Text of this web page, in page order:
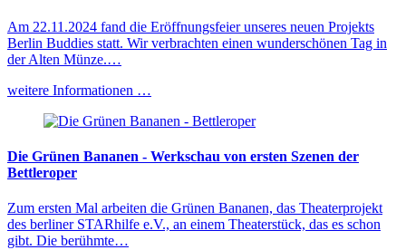
Am 22.11.2024 fand die Eröffnungsfeier unseres neuen Projekts
Berlin Buddies statt. Wir verbrachten einen wunderschönen Tag in
der Alten Münze.…
weitere Informationen …
Die Grünen Bananen - Werkschau von ersten Szenen der
Bettleroper
Zum ersten Mal arbeiten die Grünen Bananen, das Theaterprojekt
des berliner STARhilfe e.V., an einem Theaterstück, das es schon
gibt. Die berühmte…